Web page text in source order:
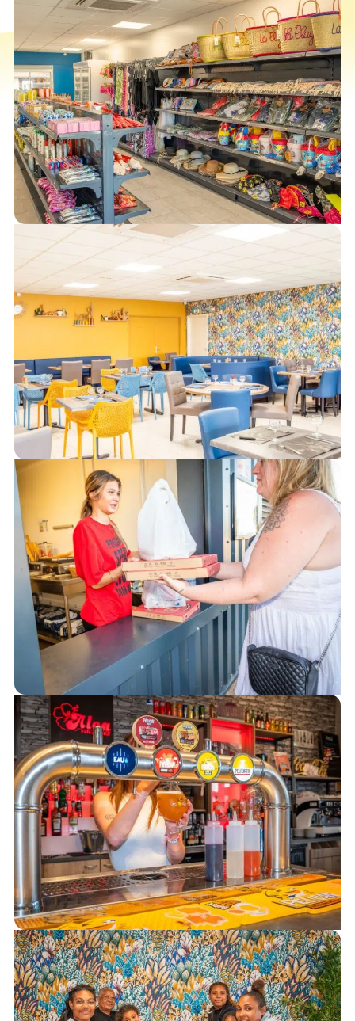
Disponibilité des services
services ouverts
tous les jours pendant les vacances scolaires et ouverts 5j/7 en basse
saison (mai, juin et septembre)